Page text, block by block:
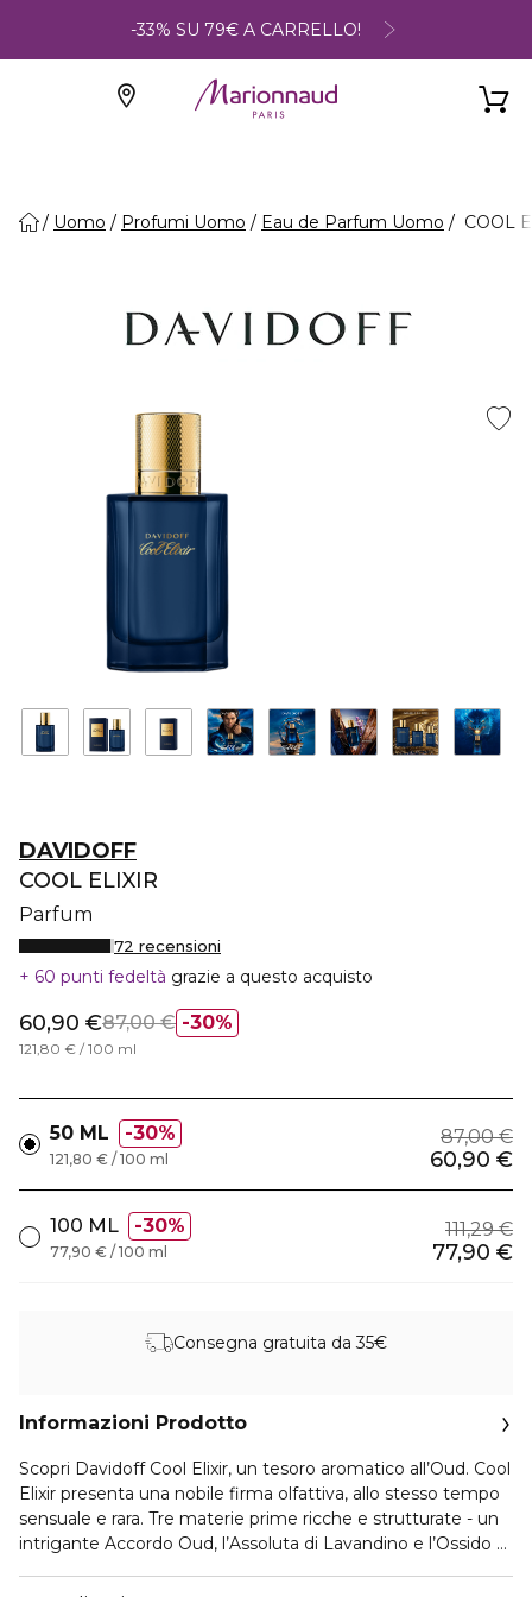
-33% SU 79€ A CARRELLO!
Uomo Profumi Uomo Eau de Parfum Uomo COOL
DAVIDOFF
COOL ELIXIR
Parfum
72 recensioni
60 punti fedeltà grazie a questo acquisto
30%
60,90 €87,00 €
121,80 € / 100 ml
50 ML 30% 87,00 €
60,90 €
121,80 € / 100 ml
100 ML 30% 111,29 €
77,90 €
77,90 € / 100 ml
Consegna gratuita da 35€
Informazioni Prodotto
Scopri Davidoff Cool Elixir, un tesoro aromatico all’Oud. Cool
Elixir presenta una nobile firma olfattiva, allo stesso tempo
sensuale e rara. Tre materie prime ricche e strutturate - un
intrigante Accordo Oud, l’Assoluta di Lavandino e l’Ossido di